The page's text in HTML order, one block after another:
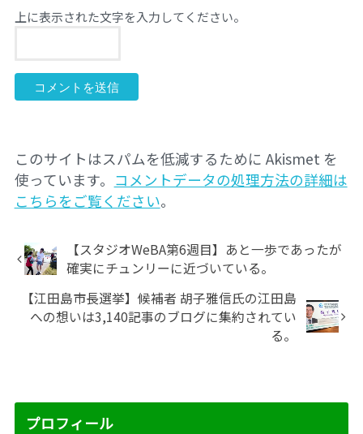
上に表示された文字を入力してください。
このサイトはスパムを低減するために Akismet を
使っています。 コメントデータの処理方法の詳細は
こちらをご覧ください。
【スタジオWeBA第6週目】あと一歩であったが
確実にチュンリーに近づいている。
【江田島市長選挙】候補者 胡子雅信氏の江田島
への想いは3,140記事のブログに集約されてい
る。
プロフィール